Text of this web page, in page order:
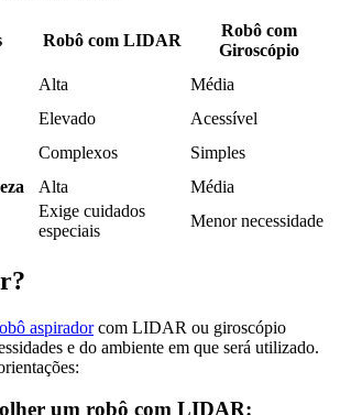
Robô com LIDAR
Robô com
Giroscópio
Alta
Média
Elevado
Acessível
Complexos
Simples
Alta
Média
Exige cuidados
especiais
Menor necessidade
aspiradorcom LIDAR ou giroscópio
e do ambiente em que será utilizado.
um robô com LIDAR: